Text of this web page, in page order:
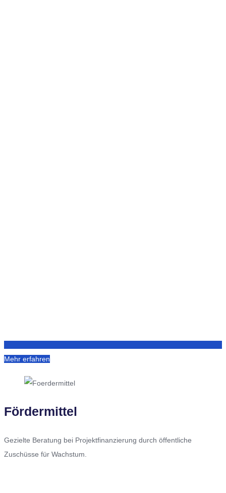
Mehr erfahren
Fördermittel
Gezielte Beratung bei Projektfinanzierung durch öffentliche
Zuschüsse für Wachstum.